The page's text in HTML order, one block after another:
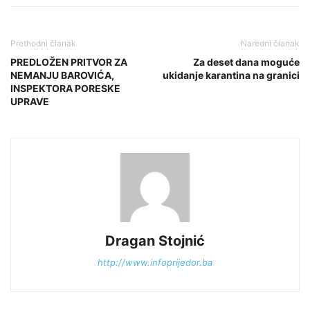
Prethodni članak
PREDLOŽEN PRITVOR ZA
NEMANJU BAROVIĆA,
INSPEKTORA PORESKE
UPRAVE
Naredni članak
Za deset dana moguće
ukidanje karantina na granici
Dragan Stojnić
http://www.infoprijedor.ba